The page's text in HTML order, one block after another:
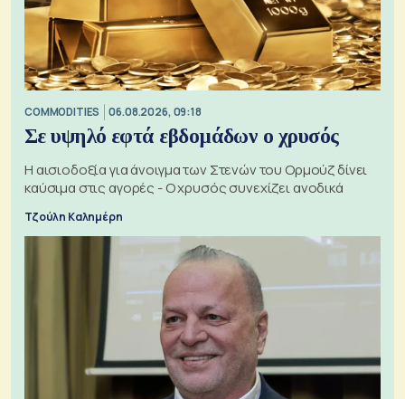
COMMODITIES 06.08.2026, 09:18
Σε υψηλό εφτά εβδομάδων ο χρυσός
Η αισιοδοξία για άνοιγμα των Στενών του Ορμούζ δίνει
καύσιμα στις αγορές - Ο χρυσός συνεχίζει ανοδικά
Τζούλη Καλημέρη